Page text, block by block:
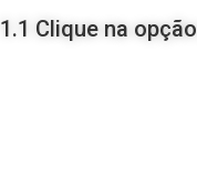
1.1 Clique na opção